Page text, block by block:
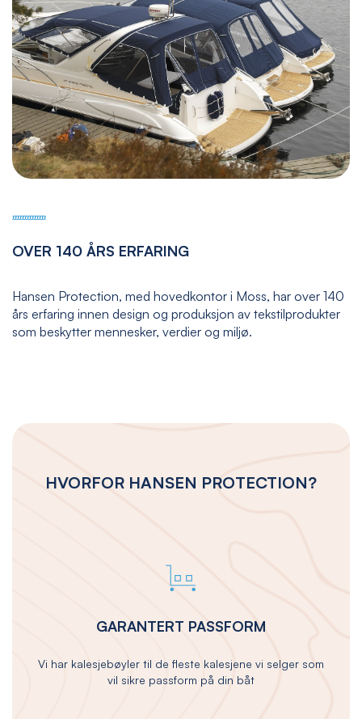
OVER 140 ÅRS ERFARING
Hansen Protection, med hovedkontor i Moss, har over 140
års erfaring innen design og produksjon av tekstilprodukter
som beskytter mennesker, verdier og miljø.
HVORFOR HANSEN PROTECTION?
GARANTERT PASSFORM
Vi har kalesjebøyler til de fleste kalesjene vi selger som
vil sikre passform på din båt